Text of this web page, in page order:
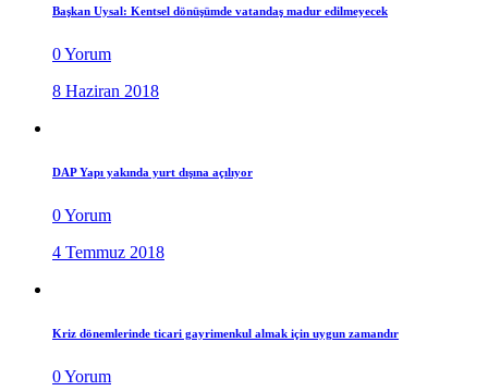
Başkan Uysal: Kentsel dönüşümde vatandaş madur edilmeyecek
0 Yorum
8 Haziran 2018
DAP Yapı yakında yurt dışına açılıyor
0 Yorum
4 Temmuz 2018
Kriz dönemlerinde ticari gayrimenkul almak için uygun zamandır
0 Yorum